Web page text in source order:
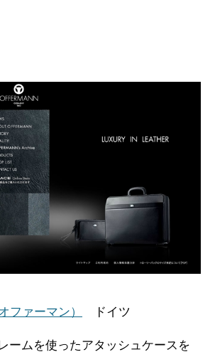
ファーマン） ドイツ
ームを使ったアタッシュケースを